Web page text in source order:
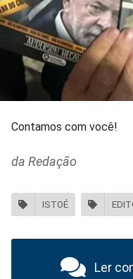
Contamos com você!
da Redação
ISTOÉ
Ler